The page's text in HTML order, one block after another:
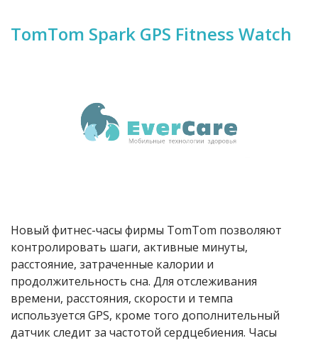
TomTom Spark GPS Fitness Watch
Новый фитнес-часы фирмы TomTom позволяют
контролировать шаги, активные минуты,
расстояние, затраченные калории и
продолжительность сна. Для отслеживания
времени, расстояния, скорости и темпа
используется GPS, кроме того дополнительный
датчик следит за частотой сердцебиения. Часы